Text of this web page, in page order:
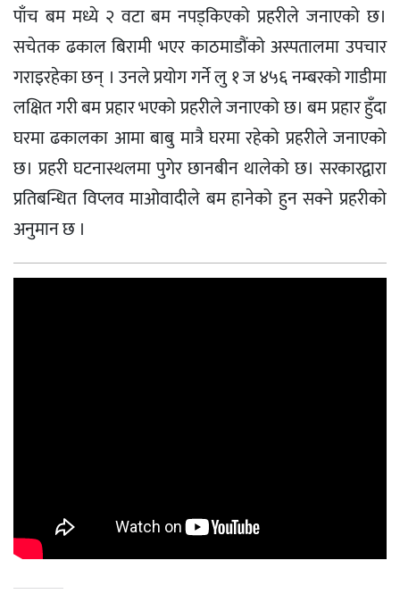
पाँच बम मध्ये २ वटा बम नपड्किएको प्रहरीले जनाएको छ।
सचेतक ढकाल बिरामी भएर काठमाडौंको अस्पतालमा उपचार
गराइरहेका छन् । उनले प्रयोग गर्ने लु १ ज ४५६ नम्बरको गाडीमा
लक्षित गरी बम प्रहार भएको प्रहरीले जनाएको छ। बम प्रहार हुँदा
घरमा ढकालका आमा बाबु मात्रै घरमा रहेको प्रहरीले जनाएको
छ। प्रहरी घटनास्थलमा पुगेर छानबीन थालेको छ। सरकारद्वारा
प्रतिबन्धित विप्लव माओवादीले बम हानेको हुन सक्ने प्रहरीको
अनुमान छ ।